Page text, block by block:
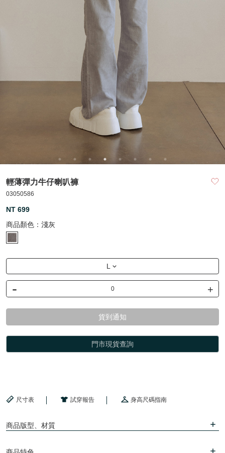
輕薄彈力牛仔喇叭褲
03050586
NT 699
商品顏色： 淺灰
L
- +
貨到通知
門市現貨查詢
尺寸表 試穿報告 身高尺碼指南
商品版型、材質